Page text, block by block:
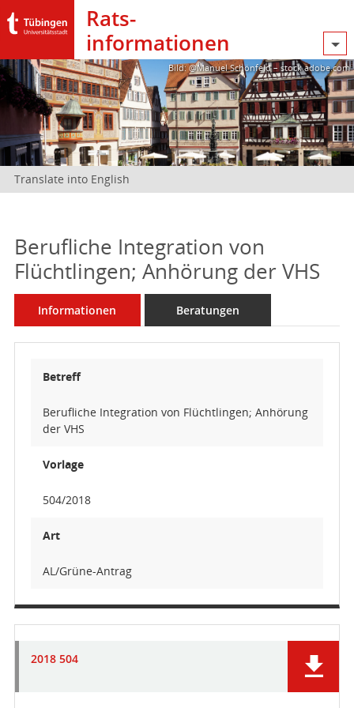
Rats­
informationen
Bild: @Manuel Schönfeld – stock.adobe.com
Translate into English
Berufliche Integration von
Flüchtlingen; Anhörung der VHS
Informationen Beratungen
Betreff
Berufliche Integration von Flüchtlingen; Anhörung
der VHS
Vorlage
504/2018
Art
AL/Grüne-Antrag
2018 504